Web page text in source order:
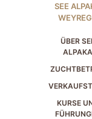
SEE
ÜBER
ALPAKA
KURSE